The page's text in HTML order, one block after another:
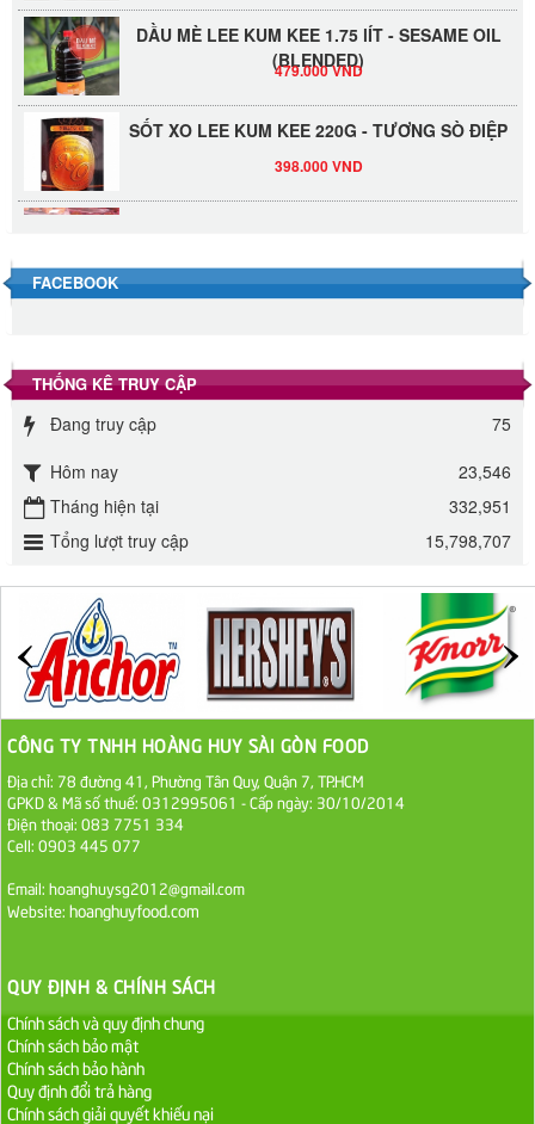
DẦU MÈ LEE KUM KEE 1.75 lÍT - SESAME OIL
(BLENDED)
479.000 VND
SỐT XO LEE KUM KEE 220G - TƯƠNG SÒ ĐIỆP
Đường phèn Long An bao 10kg
Đường mía thiên nhiên Biên Hòa gói 1kg
ĐƯỜNG SẠCH CÔ BA BIÊN HÒA 1KG
27.000 VND
Đường cát trắng An Khê bao 50kg
1.100.000 VND
Sa Tế Tôm Cholimex PET Hũ 450g
Ớt Sa Tế Cholimex Hũ Thuỷ Tinh 150g
Nước tương cholimex 4,9L
75.000 VND
FACEBOOK
THỐNG KÊ TRUY CẬP
Đang truy cập
75
Hôm nay
23,546
Tháng hiện tại
332,951
Tổng lượt truy cập
15,798,707
CÔNG TY TNHH HOÀNG HUY SÀI GÒN FOOD
Địa chỉ: 78 đường 41, Phường Tân Quy, Quận 7, TP.HCM
GPKD & Mã số thuế: 0312995061 - Cấp ngày: 30/10/2014
Điện thoại: 083 7751 334
Cell: 0903 445 077
Email: hoanghuysg2012@gmail.com
Website: hoanghuyfood.com
QUY ĐỊNH & CHÍNH SÁCH
Chính sách và quy định chung
Chính sách bảo mật
Chính sách bảo hành
Quy định đổi trả hàng
Chính sách giải quyết khiếu nại